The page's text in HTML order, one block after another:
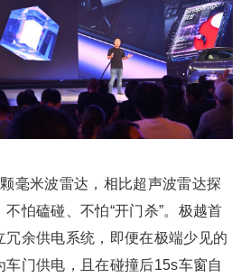
毫米波雷达，相比超声波雷达探
怕磕碰、不怕“开门杀”。极越首
冗余供电系统，即便在极端少见的
门供电，且在碰撞后15s车窗自